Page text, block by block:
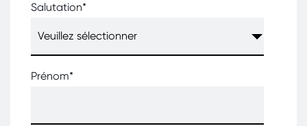
Salutation*
Prénom*